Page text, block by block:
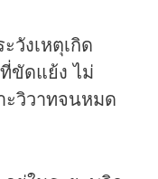
วังเหตุเกิด
ขัดแย้ง ไม่
ะวิวาทจนหมด